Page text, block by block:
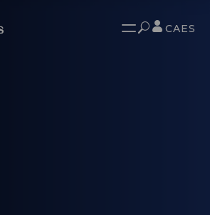
CAES